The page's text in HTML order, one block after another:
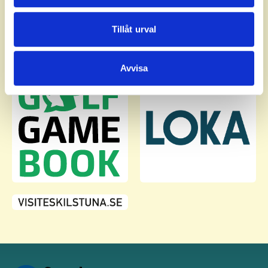
annons- och analysföretag som vi samarbetar med.
Dessa kan i sin tur kombinera informationen med annan
Tillåt urval
Avvisa